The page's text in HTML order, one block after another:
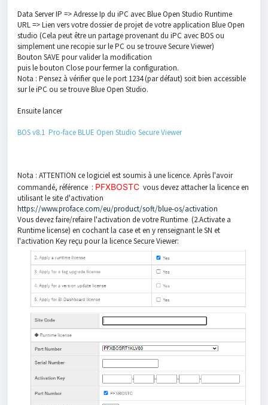
Data Server IP => Adresse Ip du iPC avec Blue Open Studio Runtime
URL => Lien vers votre dossier de projet de votre application Blue Open
studio (Cela peut être un partage provenant du iPC avec BOS ou
simplement une recopie sur le PC ou se trouve Secure Viewer)
Bouton SAVE pour valider la modification
puis le bouton Close pour fermer la configuration.
Nota : Pensez à vérifier que le port 1234 (par défaut) soit bien accessible
sur le iPC ou se trouve Blue Open Studio.
Ensuite lancer
BOS v8.1 Pro-face BLUE Open Studio Secure Viewer
Nota : ATTENTION ce logiciel est soumis à une licence. Après l'avoir
commandé, référence : PFXBOSTC vous devez attacher la licence en
utilisant le site d'activation
https://www.proface.com/eu/product/soft/blue-os/activation
Vous devez faire/refaire l'activation de votre Runtime (2.Activate a
Runtime license) en cochant la case et en y renseignant le SN et
l'activation Key reçu pour la licence Secure Viewer: